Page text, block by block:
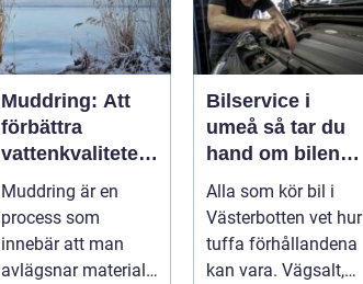
Muddring: Att
förbättra
vattenkvaliteten
och möjliggöra
navigering
Muddring är en
process som
innebär att man
avlägsnar material
Bilservice i
umeå så tar du
hand om bilen
året runt
Alla som kör bil i
Västerbotten vet hur
tuffa förhållandena
kan vara. Vägsalt,